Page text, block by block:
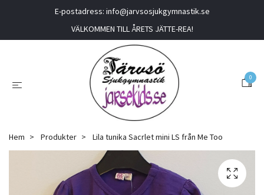
E-postadress: info@jarvsosjukgymnastik.se
VÄLKOMMEN TILL ÅRETS JÄTTE-REA!
0
Hem Produkter Lila tunika Sacrlet mini LS från Me Too